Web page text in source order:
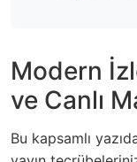
Modern
ve Canlı
Bu kapsamlı